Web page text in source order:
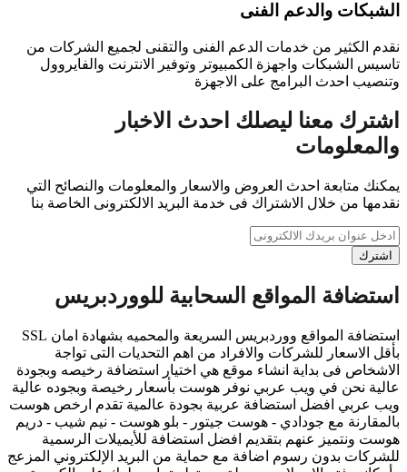
الشبكات والدعم الفنى
نقدم الكثير من خدمات الدعم الفنى والتقنى لجميع الشركات من
تاسيس الشبكات واجهزة الكمبيوتر وتوفير الانترنت والفايروول
وتنصيب احدث البرامج على الاجهزة
اشترك معنا ليصلك احدث الاخبار
والمعلومات
يمكنك متابعة احدث العروض والاسعار والمعلومات والنصائح التي
نقدمها من خلال الاشتراك فى خدمة البريد الالكترونى الخاصة بنا
اشترك
استضافة المواقع السحابية للووردبريس
استضافة المواقع ووردبريس السريعة والمحميه بشهادة امان SSL
بأقل الاسعار للشركات والافراد من اهم التحديات التى تواجة
الاشخاص فى بداية انشاء موقع هي اختيار استضافة رخيصه وبجودة
عالية نحن في ويب عربي نوفر هوست بأسعار رخيصة وبجوده عالية
ويب عربي افضل استضافة عربية بجودة عالمية تقدم ارخص هوست
بالمقارنة مع جودادي - هوست جيتور - بلو هوست - نيم شيب - دريم
هوست ونتميز عنهم بتقديم افضل استضافة للأيميلات الرسمية
للشركات بدون رسوم اضافة مع حماية من البريد الإلكتروني المزعج